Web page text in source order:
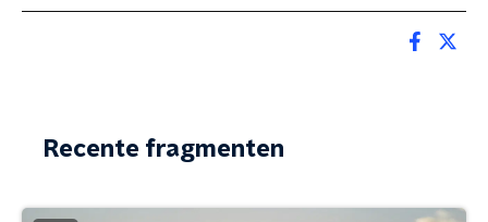
Recente fragmenten